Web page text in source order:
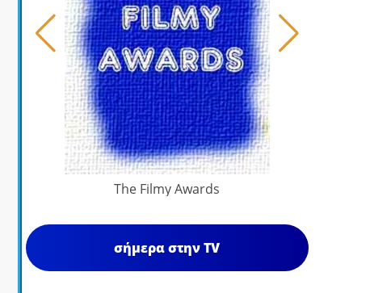
The Filmy Awards
σήμερα στην TV